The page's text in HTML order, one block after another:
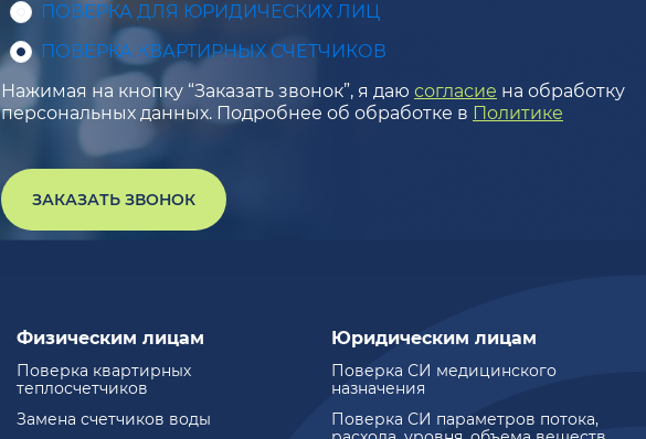
ПОВЕРКА ДЛЯ ЮРИДИЧЕСКИХ ЛИЦ
ПОВЕРКА КВАРТИРНЫХ СЧЕТЧИКОВ
Нажимая на кнопку “Заказать звонок”, я даю согласие на обработку
персональных данных. Подробнее об обработке в Политике
ЗАКАЗАТЬ ЗВОНОК
Физическим лицам
Поверка квартирных
теплосчетчиков
Замена счетчиков воды
Юридическим лицам
Поверка СИ медицинского
назначения
Поверка СИ параметров потока,